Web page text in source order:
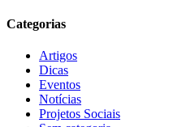
Categorias
Artigos
Dicas
Eventos
Notícias
Projetos Sociais